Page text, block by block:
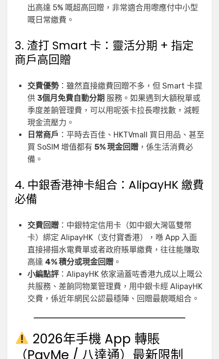
出高達 5% 嘅超高回贈，非常適合用嚟應付中小型
嘅日常繳費。
3. 渣打 Smart 卡：靈活分期 + 指定
商戶高回贈
交費優勢：雖然直接繳費回贈不多，但 Smart 卡提
供 3個月免費自動分期 服務。如果遇到大額稅單或
季度差餉管理費，可以用呢張卡拉長嚟找數，減輕
現金流壓力。
日常商戶 ：平時去百佳、HKTVmall 買日用品、甚至
買 SoSIM 增值都有 5% 現金回贈 ，係生活消費必
備。
4. 中銀香港神卡組合：AlipayHK 繳費
必備
交費回贈 ：中銀特定信用卡（如中銀大灣區雙幣
卡）綁定 AlipayHK（支付寶香港），喺 App 入面
直接掃描水電費單或者政府賬單繳費，往往能賺取
高達 4% 積分或現金回贈 。
小編點評 ：AlipayHK 依家涵蓋咗香港九成以上嘅公
共服務、差餉同物業管理費，用中銀卡經 AlipayHK
交費，係近年網民公認最穩陣、回贈最靚嘅組合。
2026年手機 App 轉賬
（PayMe / 八達通）最新限制